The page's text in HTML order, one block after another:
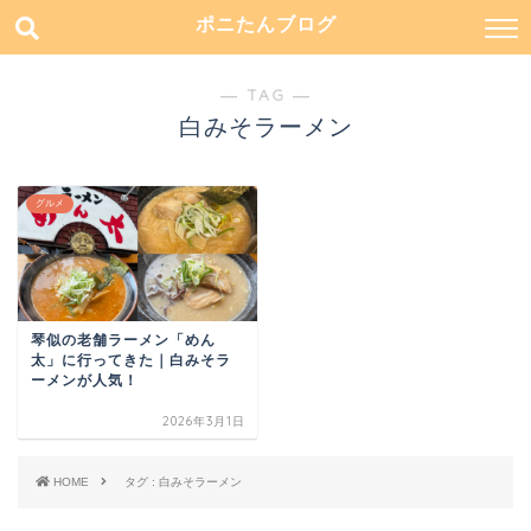
ポニたんブログ
― TAG ―
白みそラーメン
グルメ
琴似の老舗ラーメン「めん
太」に行ってきた｜白みそラ
ーメンが人気！
2026年3月1日
HOME タグ : 白みそラーメン